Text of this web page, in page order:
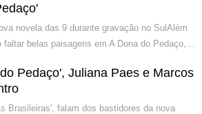
novela das 9 durante gravação no SulAlém
belas paisagens em A Dona do Pedaço,…
Pedaço', Juliana Paes e Marcos
Brasileiras', falam dos bastidores da nova